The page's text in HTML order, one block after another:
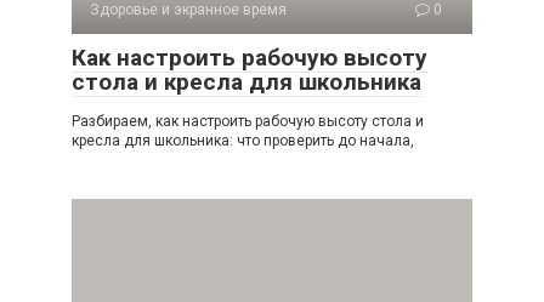
Здоровье и экранное время 0
Как настроить рабочую высоту
стола и кресла для школьника
Разбираем, как настроить рабочую высоту стола и
кресла для школьника: что проверить до начала,